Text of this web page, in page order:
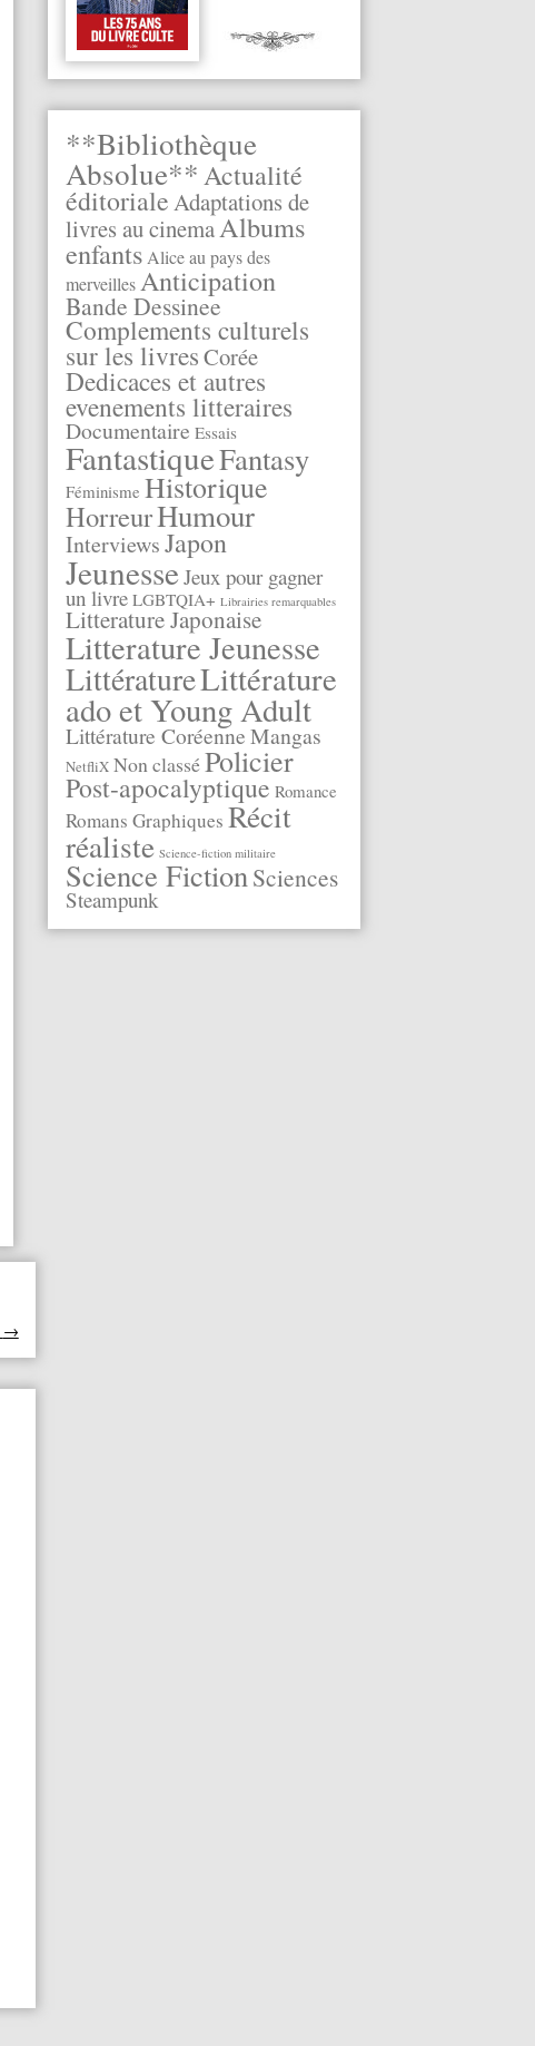
**Bibliothèque
Absolue**Actualité
éditorialeAdaptations de
livres au cinemaAlbums
enfantsAlice au pays des
merveillesAnticipation
Bande Dessinee
Complements culturels
sur les livresCorée
Dedicaces et autres
evenements litteraires
Documentaire Essais
FantastiqueFantasy
Féminisme Historique
HorreurHumour
InterviewsJapon
JeunesseJeux pour gagner
un livre LGBTQIA+ Librairies remarquables
Litterature Japonaise
Litterature Jeunesse
LittératureLittérature
ado et Young Adult
Littérature Coréenne Mangas
NetfliX Non classéPolicier
Post-apocalyptique Romance
Romans Graphiques Récit
réaliste Science-fiction militaire
Science FictionSciences
Steampunk
→